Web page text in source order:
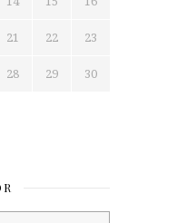
21 22 23
28 29 30